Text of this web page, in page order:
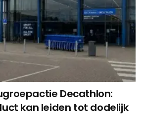
Decathlon:
kan leiden tot dodelijk